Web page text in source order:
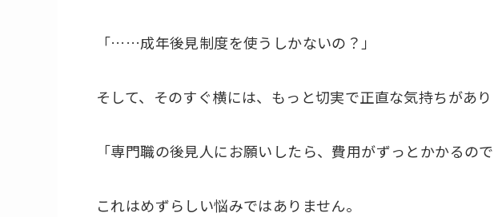
「……成年後見制度を使うしかないの？」
そして、そのすぐ横には、もっと切実で正直な気持ちがあり
「専門職の後見人にお願いしたら、費用がずっとかかるの
これはめずらしい悩みではありません。